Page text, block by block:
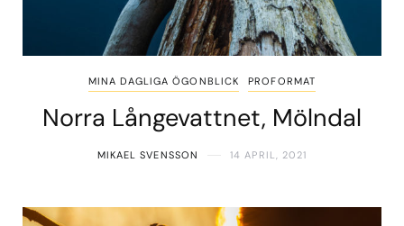
MINA DAGLIGA ÖGONBLICK PROFORMAT
Norra Långevattnet, Mölndal
MIKAEL SVENSSON 14 APRIL, 2021